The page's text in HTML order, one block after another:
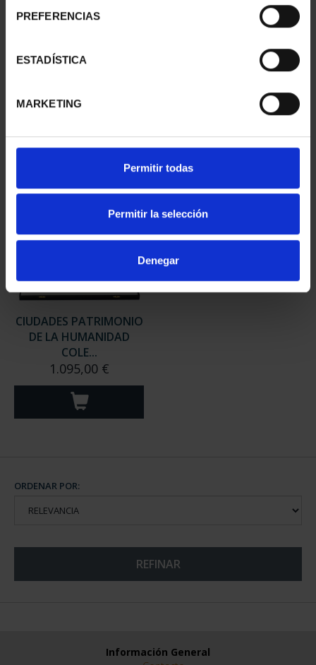
PREFERENCIAS
ESTADÍSTICA
MARKETING
Permitir todas
Permitir la selección
Denegar
CIUDADES PATRIMONIO
73,00 €
CIUDADES PATRIMONIO
CIUDADES PATRIMONIO
DE LA HUMANIDAD
COLE...
1.095,00 €
ORDENAR POR:
REFINAR
Información General